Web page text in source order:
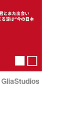
GliaStudios